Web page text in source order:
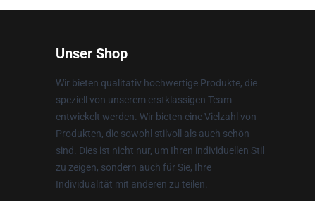
Unser Shop
Wir bieten qualitativ hochwertige Produkte, die
speziell von unserem erstklassigen Team
entwickelt werden. Wir bieten eine Vielzahl von
Produkten, die sowohl stilvoll als auch schön
sind. Dies ist nicht nur, um Ihren individuellen Stil
zu zeigen, sondern auch für Sie, Ihre
Individualität mit anderen zu teilen.